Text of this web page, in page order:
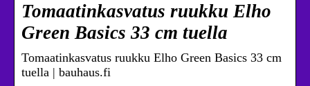
Tomaatinkasvatus ruukku Elho
Green Basics 33 cm tuella
Tomaatinkasvatus ruukku Elho Green Basics 33 cm
tuella | bauhaus.fi